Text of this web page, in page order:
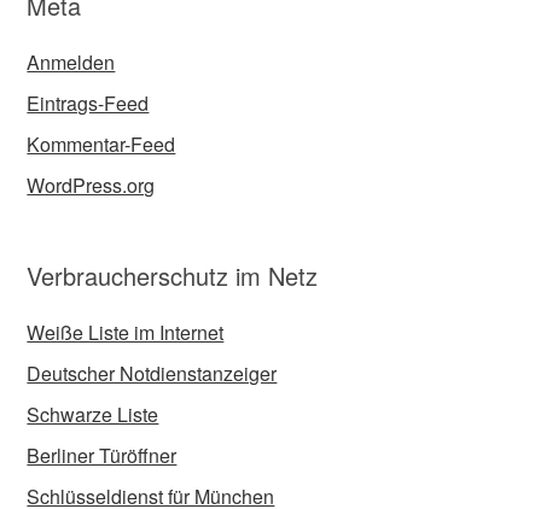
Anmelden
Eintrags-Feed
Kommentar-Feed
WordPress.org
Verbraucherschutz im Netz
Weiße Liste im Internet
Deutscher Notdienstanzeiger
Schwarze Liste
Berliner Türöffner
Schlüsseldienst für München